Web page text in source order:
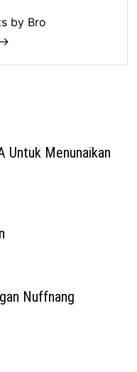
by Bro
Untuk Menunaikan
Nuffnang